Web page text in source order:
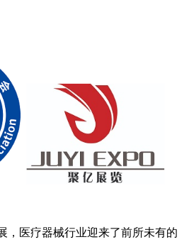
，医疗器械行业迎来了前所未有的